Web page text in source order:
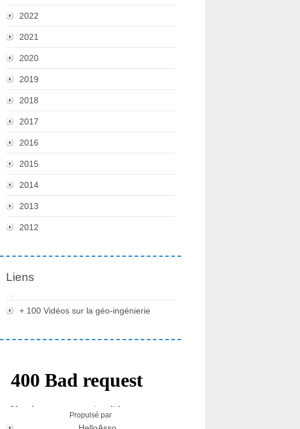
2022
2021
2020
2019
2018
2017
2016
2015
2014
2013
2012
Liens
+ 100 Vidéos sur la géo-ingénierie
Propulsé par